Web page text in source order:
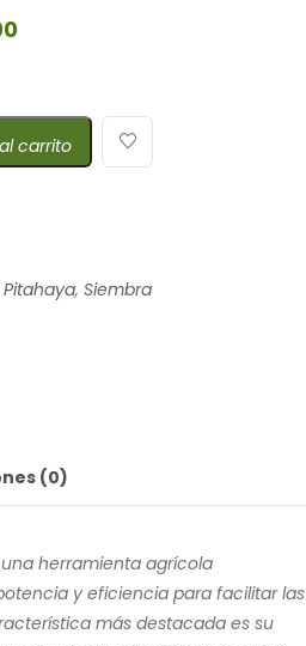
carrito
Pitahaya, Siembra
(0)
una herramienta agrícola
y eficiencia para facilitar las
más destacada es su